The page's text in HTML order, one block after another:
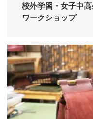
校外学習・女子中
ワークショップ